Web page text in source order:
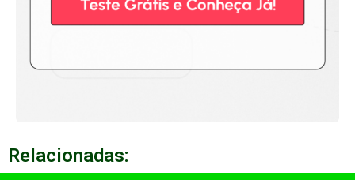
Relacionadas: